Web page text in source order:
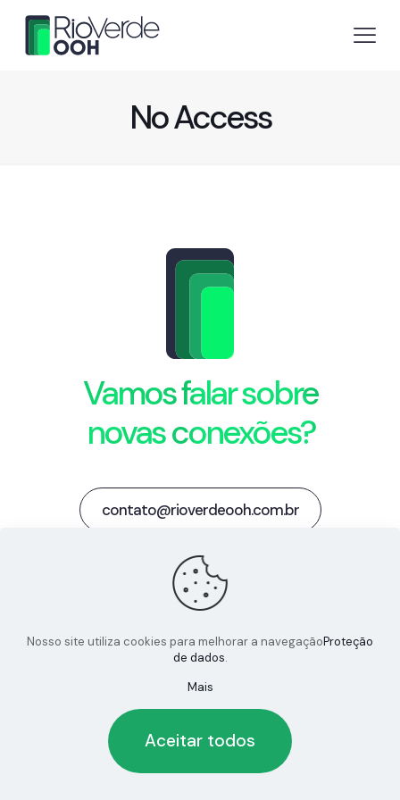
No Access
Vamos falar sobre
novas conexões?
contato@rioverdeooh.com.br
Instagram
© 2024 RIOVERDEOOH | Todos os direitos reservados
Nosso site utiliza cookies para melhorar a navegaçãoProteção
de dados.
Mais
Aceitar todos